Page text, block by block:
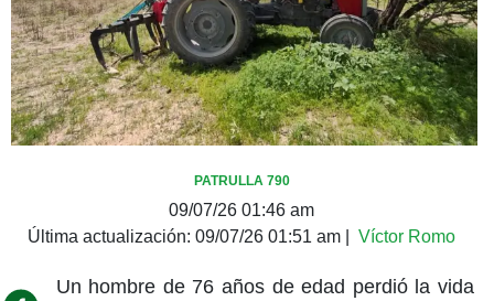
PATRULLA 790
09/07/26 01:46 am
Última actualización: 09/07/26 01:51 am Víctor Romo
Un hombre de 76 años de edad perdió la vida